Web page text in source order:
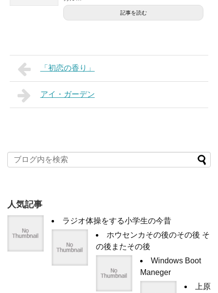
記事を読む
「初恋の香り」
アイ・ガーデン
人気記事
ラジオ体操をする小学生の今昔
ホウセンカその後のその後 そ
の後またその後
Windows Boot
Maneger
上原